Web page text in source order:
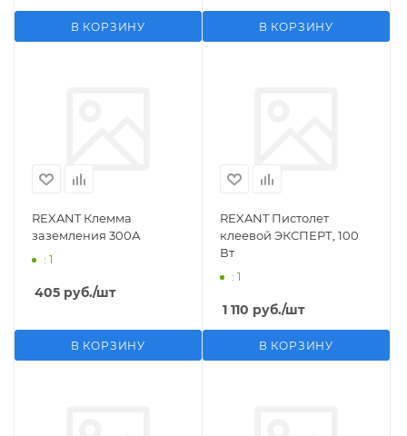
В КОРЗИНУ В КОРЗИНУ
REXANT Клемма
заземления 300А
: 1
405 руб./шт
В КОРЗИНУ
REXANT Пистолет
клеевой ЭКСПЕРТ, 100
Вт
: 1
1 110 руб./шт
В КОРЗИНУ